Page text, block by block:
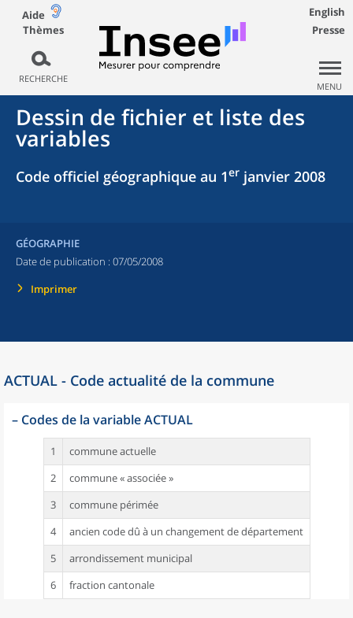
Aide
Thèmes
RECHERCHE
English
Presse
MENU
Dessin de fichier et liste des
variables
Code officiel géographique au 1er janvier 2008
GÉOGRAPHIE
Date de publication : 07/05/2008
Imprimer
ACTUAL - Code actualité de la commune
– Codes de la variable ACTUAL
1
commune actuelle
2
commune « associée »
3
commune périmée
4
ancien code dû à un changement de département
5
arrondissement municipal
6
fraction cantonale